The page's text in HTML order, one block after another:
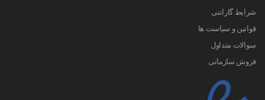
شرایط گارانتی
قوانین و سیاست ها
سوالات متداول
فروش سازمانی